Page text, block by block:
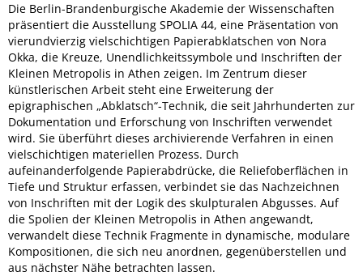
Die Berlin-Brandenburgische Akademie der Wissenschaften
präsentiert die Ausstellung SPOLIA 44, eine Präsentation von
vierundvierzig vielschichtigen Papierabklatschen von Nora
Okka, die Kreuze, Unendlichkeitssymbole und Inschriften der
Kleinen Metropolis in Athen zeigen. Im Zentrum dieser
künstlerischen Arbeit steht eine Erweiterung der
epigraphischen „Abklatsch“-Technik, die seit Jahrhunderten zur
Dokumentation und Erforschung von Inschriften verwendet
wird. Sie überführt dieses archivierende Verfahren in einen
vielschichtigen materiellen Prozess. Durch
aufeinanderfolgende Papierabdrücke, die Reliefoberflächen in
Tiefe und Struktur erfassen, verbindet sie das Nachzeichnen
von Inschriften mit der Logik des skulpturalen Abgusses. Auf
die Spolien der Kleinen Metropolis in Athen angewandt,
verwandelt diese Technik Fragmente in dynamische, modulare
Kompositionen, die sich neu anordnen, gegenüberstellen und
aus nächster Nähe betrachten lassen.